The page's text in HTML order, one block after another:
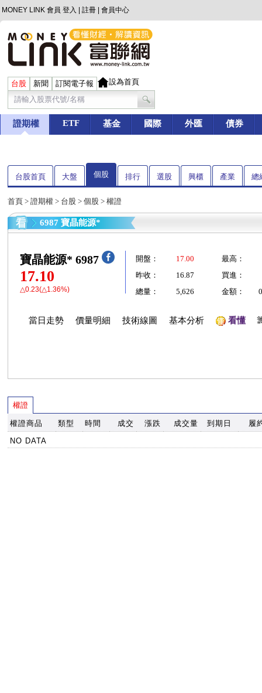
MONEY LINK 會員 登入 註冊 會員中心
台股 新聞 訂閱電子報 設為首頁
證期權 ETF 基金 國際 外匯 債券
台股首頁 大盤 個股 排行 選股 興櫃 產業 總
首頁 > 證期權 > 台股 > 個股 > 權證
6987 寶晶能源*
寶晶能源* 6987
17.10
△0.23(△1.36%)
開盤： 17.00
最高：
昨收：
16.87
買進：
總量：
5,626 金額：
當日走勢 價量明細 技術線圖 基本分析 看懂
權證
權證商品 類型 時間 成交 漲跌 成交量 到期日
履
NO DATA